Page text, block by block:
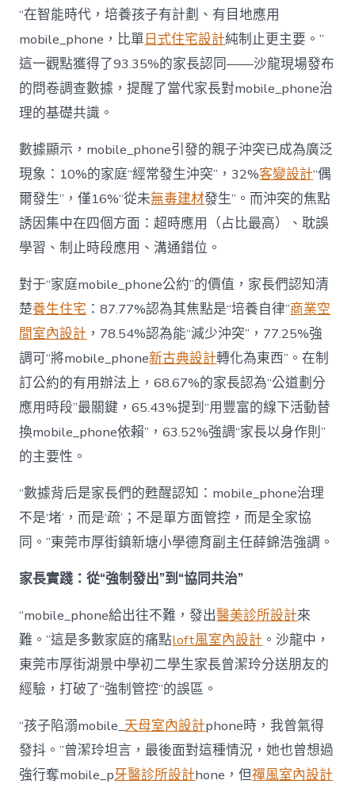
東
西”，
而
非
“家
庭
中
“在智能時代，培養孩子有計劃、有目地應用
mobile_phone，比單日式住宅設計純制止更主要。”
這一觀點獲得了93.35%的家長認同——沙龍現場發布
的問卷調查數據，提醒了當代家長對mobile_phone治
理的基礎共識。
數據顯示，mobile_phone引發的親子沖突已成為廣泛
現象：10%的家庭“經常發生沖突”，32%客變設計“偶
爾發生”，僅16%“從未無毒建材發生”。而沖突的焦點
誘因集中在四個方面：超時應用（占比最高）、耽誤
學習、制止時段應用、溝通錯位。
對于“家庭mobile_phone公約”的價值，家長們認知清
楚養生住宅 ：87.77%認為其焦點是“培養自律”商業空
間室內設計 ，78.54%認為能“減少沖突”，77.25%強
調可“將mobile_phone新古典設計轉化為東西”。在制
訂公約的有用辦法上，68.67%的家長認為“公道劃分
應用時段”最關鍵，65.43%提到“用豐富的線下活動替
換mobile_phone依賴”，63.52%強調“家長以身作則”
的主要性。
“數據背后是家長們的甦醒認知：mobile_phone治理
不是‘堵’，而是‘疏’；不是單方面管控，而是全家協
同。”東莞市厚街鎮新塘小學德育副主任薛錦浩強調。
家長實踐：從“強制發出”到“協同共治”
“mobile_phone給出往不難，發出醫美診所設計來
難。”這是多數家庭的痛點loft風室內設計 。沙龍中，
東莞市厚街湖景中學初二學生家長曾潔玲分送朋友的
經驗，打破了“強制管控”的誤區。
“孩子陷溺mobile_天母室內設計phone時，我曾氣得
發抖。”曾潔玲坦言，最後面對這種情況，她也曾想過
強行奪mobile_p牙醫診所設計hone，但禪風室內設計